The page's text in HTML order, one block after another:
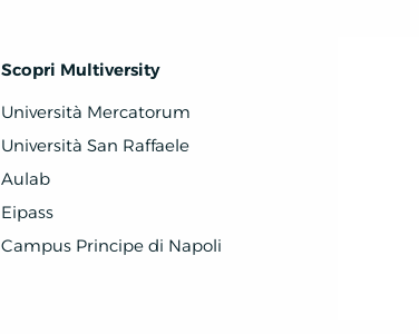
Scopri Multiversity
Università Mercatorum
Università San Raffaele
Aulab
Eipass
Campus Principe di Napoli